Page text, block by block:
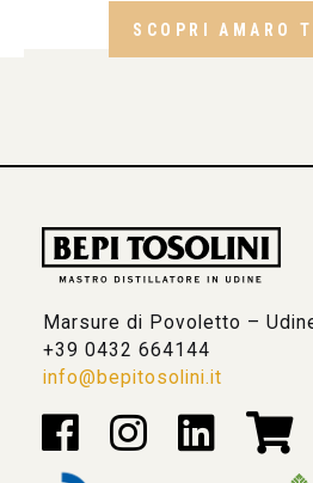
SCOPRI AMARO
Marsure di Povoletto –
+39 0432 664144
info@bepitosolini.it